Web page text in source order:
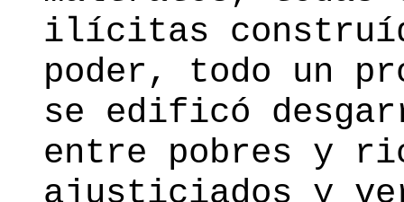
ilícitas
poder, todo un
se edificó
entre pobres y
ajusticiados y